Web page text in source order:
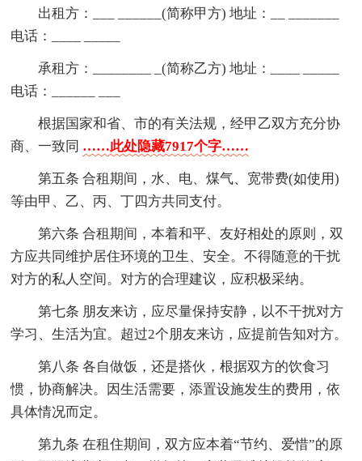
出租方：___ ______(简称甲方) 地址：__ _______
电话：____ _____
承租方：________ _(简称乙方) 地址：____ _____
电话：______ ___
根据国家和省、市的有关法规，经甲乙双方充分协
商、一致同 ……此处隐藏7917个字……
第五条 合租期间，水、电、煤气、宽带费(如使用)
等由甲、乙、丙、丁四方共同支付。
第六条 合租期间，本着和平、友好相处的原则，双
方应共同维护居住环境的卫生、安全。不得随意的干扰
对方的私人空间。对方的合理建议，应积极采纳。
第七条 朋友来访，应尽量保持安静，以不干扰对方
学习、生活为宜。超过2个朋友来访，应提前告知对方。
第八条 各自做饭，还是搭伙，根据双方的饮食习
惯，协商解决。因生活需要，添置设施发生的费用，依
具体情况而定。
第九条 在租住期间，双方应本着“节约、爱惜”的原